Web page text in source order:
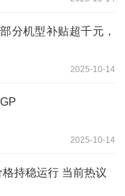
分机型补贴超千元，
2025-10-14
2025-10-14
持稳运行 当前热议